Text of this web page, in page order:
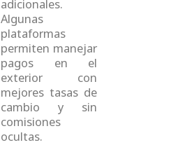
adicionales.
Algunas
plataformas
permiten manejar
pagos en el
exterior con
mejores tasas de
cambio y sin
comisiones
ocultas.